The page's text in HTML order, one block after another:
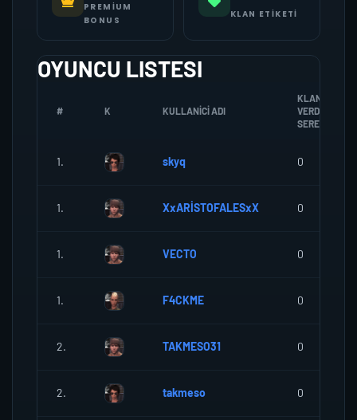
PREMIUM
BONUS
KLAN ETIKETI
OYUNCU LISTESI
# K KULLANICI ADI
KLANA
VERDIGI
SEREF
1. skyq 0
1. XxARİSTOFALESxX 0
1. VECTO 0
1. F4CKME 0
2. TAKMESO31 0
2. takmeso 0